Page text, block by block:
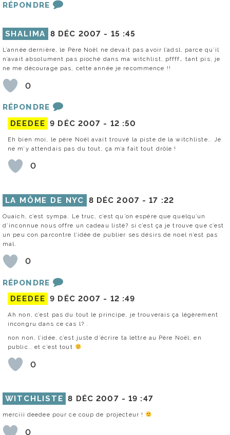
RÉPONDRE
SHALIMA 8 DÉC 2007 - 15 :45
L’année dernière, le Père Noël ne devait pas avoir l’adsl, parce qu’il
n’avait absolument pas pioché dans ma witchlist, pffff… tant pis, je
ne me décourage pas, cette année je recommence !!
0
RÉPONDRE
DEEDEE 9 DÉC 2007 - 12 :50
Eh bien moi, le père Noël avait trouvé la piste de la witchliste.. Je
ne m’y attendais pas du tout, ça m’a fait tout drôle !
0
LA MÔME DE NYC 8 DÉC 2007 -17 :22
Ouaich, c’est sympa. Le truc, c’est qu’on espère que quelqu’un
d’inconnue nous offre un cadeau listé? si c’est ça je trouve que c’est
un peu con parcontre l’idée de publier ses désirs de noel n’est pas
mal.
0
RÉPONDRE
DEEDEE 9 DÉC 2007 - 12 :49
Ah non, c’est pas du tout le principe, je trouverais ça légèrement
incongru dans ce cas l? .
non non, l’idée, c’est juste d’écrire ta lettre au Père Noël, en
public.. et c’est tout
0
WITCHLISTE 8 DÉC 2007 -19 :47
merciii deedee pour ce coup de projecteur !
0